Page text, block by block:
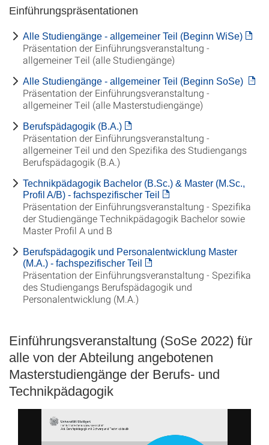
Einführungspräsentationen
Alle Studiengänge - allgemeiner Teil (Beginn WiSe)
Präsentation der Einführungsveranstaltung -
allgemeiner Teil (alle Studiengänge)
Alle Studiengänge - allgemeiner Teil (Beginn SoSe)
Präsentation der Einführungsveranstaltung -
allgemeiner Teil (alle Masterstudiengänge)
Berufspädagogik (B.A.)
Präsentation der Einführungsveranstaltung -
allgemeiner Teil und den Spezifika des Studiengangs
Berufspädagogik (B.A.)
Technikpädagogik Bachelor (B.Sc.) & Master (M.Sc.,
Profil A/B) - fachspezifischer Teil
Präsentation der Einführungsveranstaltung - Spezifika
der Studiengänge Technikpädagogik Bachelor sowie
Master Profil A und B
Berufspädagogik und Personalentwicklung Master
(M.A.) - fachspezifischer Teil
Präsentation der Einführungsveranstaltung - Spezifika
des Studiengangs Berufspädagogik und
Personalentwicklung (M.A.)
Einführungsveranstaltung (SoSe 2022) für
alle von der Abteilung angebotenen
Masterstudiengänge der Berufs- und
Technikpädagogik